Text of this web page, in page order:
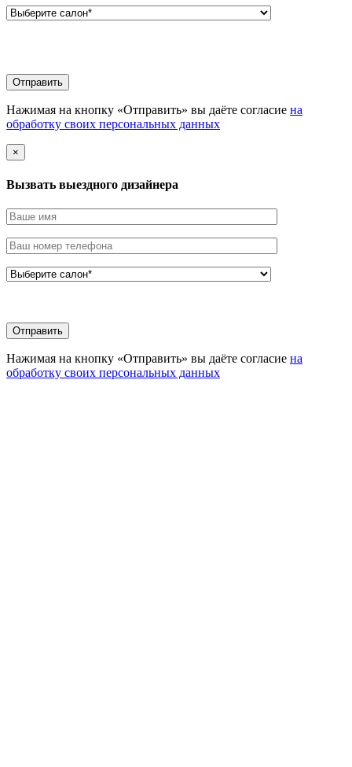
Нажимая на кнопку «Отправить» вы даёте согласие на
обработку своих персональных данных
×
Вызвать выездного дизайнера
Нажимая на кнопку «Отправить» вы даёте согласие на
обработку своих персональных данных